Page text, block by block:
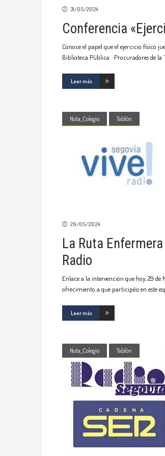
31/05/2024
Conferencia
Conoce el papel que el ejercicio físico
Biblioteca Pública Procuradores de la
Leer más
Nota_Colegio Tablón
29/05/2024
La Ruta
Radio
Enlace a la intervención que hoy, 29 de
ofrecimiento a que participéis en este
Leer más
Nota_Colegio Tablón